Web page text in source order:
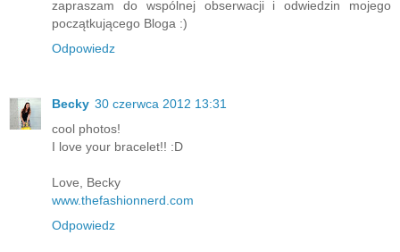
zapraszam do wspólnej obserwacji i odwiedzin mojego
początkującego Bloga :)
Odpowiedz
Becky 30 czerwca 2012 13:31
cool photos!
I love your bracelet!! :D
Love, Becky
www.thefashionnerd.com
Odpowiedz